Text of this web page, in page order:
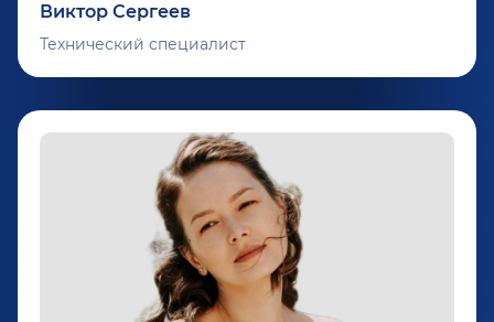
Виктор Сергеев
Технический специалист